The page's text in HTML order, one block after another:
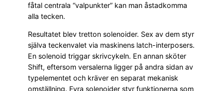
fåtal centrala “valpunkter” kan man åstadkomma
alla tecken.
Resultatet blev tretton solenoider. Sex av dem styr
själva teckenvalet via maskinens latch-interposers.
En solenoid triggar skrivcykeln. En annan sköter
Shift, eftersom versalerna ligger på andra sidan av
typelementet och kräver en separat mekanisk
omställning. Fyra solenoider styr funktionerna som